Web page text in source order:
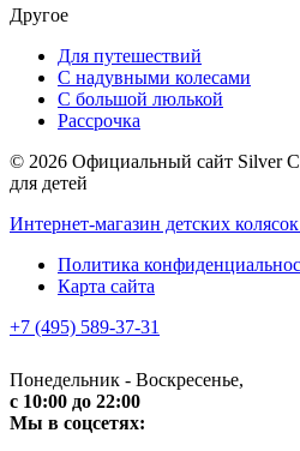
Другое
Для путешествий
С надувными колесами
С большой люлькой
Рассрочка
© 2026 Официальный сайт Silver
для детей
Интернет-магазин детских
Политика
Карта сайта
+7 (495) 589-37-31
Понедельник - Воскресенье,
c 10:00 до 22:00
Мы в соцсетях: